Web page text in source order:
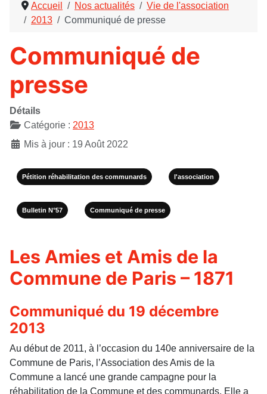
Accueil Nos actualités
Vie de l'association
2013
Communiqué de presse
Communiqué de
presse
Détails
Catégorie : 2013
Mis à jour : 19 Août 2022
Pétition réhabilitation des communards l'association
Bulletin N°57 Communiqué de presse
Les Amies et Amis de la
Commune de Paris – 1871
Communiqué du 19 décembre
2013
Au début de 2011, à l’occasion du 140e anniversaire de la
Commune de Paris, l’Association des Amis de la
Commune a lancé une grande campagne pour la
réhabilitation de la Commune et des communards. Elle a